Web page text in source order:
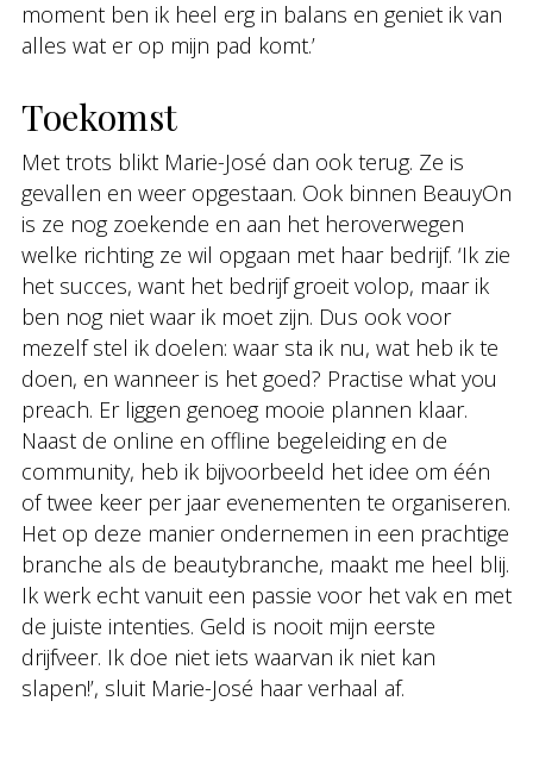
moment ben ik heel erg in balans en geniet ik van
alles wat er op mijn pad komt.’
Toekomst
Met trots blikt Marie-José dan ook terug. Ze is
gevallen en weer opgestaan. Ook binnen BeauyOn
is ze nog zoekende en aan het heroverwegen
welke richting ze wil opgaan met haar bedrijf. ‘Ik zie
het succes, want het bedrijf groeit volop, maar ik
ben nog niet waar ik moet zijn. Dus ook voor
mezelf stel ik doelen: waar sta ik nu, wat heb ik te
doen, en wanneer is het goed? Practise what you
preach. Er liggen genoeg mooie plannen klaar.
Naast de online en offline begeleiding en de
community, heb ik bijvoorbeeld het idee om één
of twee keer per jaar evenementen te organiseren.
Het op deze manier ondernemen in een prachtige
branche als de beautybranche, maakt me heel blij.
Ik werk echt vanuit een passie voor het vak en met
de juiste intenties. Geld is nooit mijn eerste
drijfveer. Ik doe niet iets waarvan ik niet kan
slapen!’, sluit Marie-José haar verhaal af.